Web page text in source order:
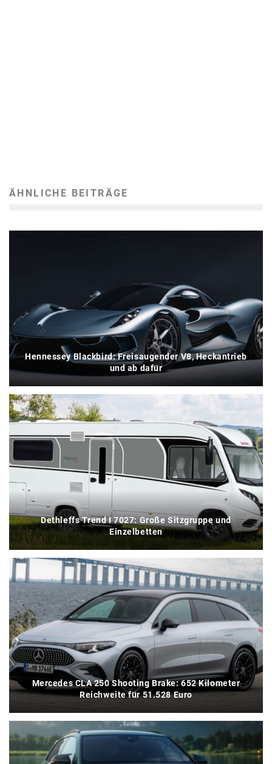
ÄHNLICHE BEITRÄGE
Hennessey Blackbird: Freisaugender V8, Heckantrieb
und ab dafür
Dethleffs Trend I 7027: Große Sitzgruppe und
Einzelbetten
Mercedes CLA 250 Shooting Brake: 652 Kilometer
Reichweite für 51.528 Euro